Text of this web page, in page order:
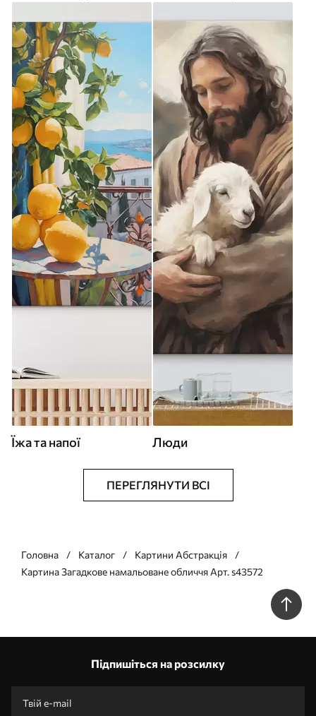
Їжа та напої Люди
ПЕРЕГЛЯНУТИ ВСІ
Головна Каталог
Картини Абстракція
Картина Загадкове намальоване обличчя Арт. s43572
Підпишіться на розсилку